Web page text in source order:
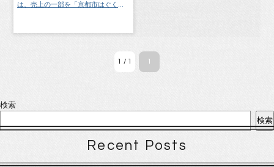
は、売上の一部を「京都市はぐくみ
か・・・
1 / 1 1
検索
検索
Recent Posts